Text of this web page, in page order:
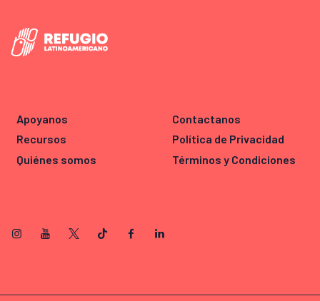
Apoyanos
Recursos
Quiénes somos
Contactanos
Política de Privacidad
Términos y Condiciones